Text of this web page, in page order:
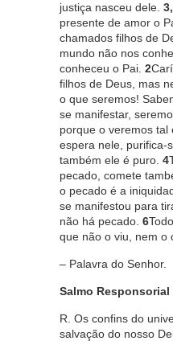
justiça nasceu dele.
presente de amor o
chamados filhos de
mundo não nos
conheceu o Pai. 2
filhos de Deus, mas
o que seremos!
se manifestar,
porque o veremos tal
espera nele, purifica-
também ele é puro. 4
pecado, comete
o pecado é a
se manifestou para
não há pecado. 6
que não o viu, nem o
– Palavra do Senhor.
Salmo Responsorial
R. Os confins do
salvação do nosso